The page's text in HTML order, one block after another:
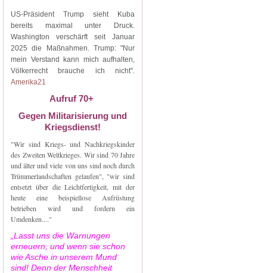
US-Präsident Trump sieht Kuba
bereits maximal unter Druck.
Washington verschärft seit Januar
2025 die Maßnahmen. Trump: "Nur
mein Verstand kann mich aufhalten,
Völkerrecht brauche ich nicht".
Amerika21
Aufruf 70+
Gegen Militarisierung und
Kriegsdienst!
"Wir sind Kriegs- und Nachkriegskinder
des Zweiten Weltkrieges. Wir sind 70 Jahre
und älter und viele von uns sind noch durch
Trümmerlandschaften gelaufen", "wir sind
entsetzt über die Leichtfertigkeit, mit der
heute eine beispiellose Aufrüstung
betrieben wird und fordern ein
Umdenken...."
„Lasst uns die Warnungen
erneuern, und wenn sie schon
wie Asche in unserem Mund
sind! Denn der Menschheit